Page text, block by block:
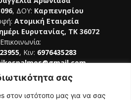
σας
στον ιστότοπο μας για να σας
, ΔΟΥ: Καρπενησίου
Ατομική Εταιρεία
Ευρυτανίας, ΤΚ 36072
Επικοινωνία:
, Κιν: 6976435283
Μ.Η.Τ. 242044